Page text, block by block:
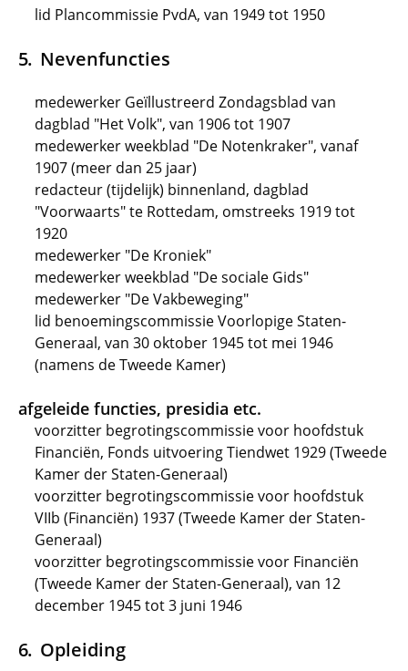
lid Plancommissie PvdA, van 1949 tot 1950
Nevenfuncties
medewerker Geïllustreerd Zondagsblad van
dagblad "Het Volk", van 1906 tot 1907
medewerker weekblad "De Notenkraker", vanaf
1907 (meer dan 25 jaar)
redacteur (tijdelijk) binnenland, dagblad
"Voorwaarts" te Rottedam, omstreeks 1919 tot
1920
medewerker "De Kroniek"
medewerker weekblad "De sociale Gids"
medewerker "De Vakbeweging"
lid benoemingscommissie Voorlopige Staten-
Generaal, van 30 oktober 1945 tot mei 1946
(namens de Tweede Kamer)
afgeleide functies, presidia etc.
voorzitter begrotingscommissie voor hoofdstuk
Financiën, Fonds uitvoering Tiendwet 1929 (Tweede
Kamer der Staten-Generaal)
voorzitter begrotingscommissie voor hoofdstuk
VIIb (Financiën) 1937 (Tweede Kamer der Staten-
Generaal)
voorzitter begrotingscommissie voor Financiën
(Tweede Kamer der Staten-Generaal), van 12
december 1945 tot 3 juni 1946
Opleiding